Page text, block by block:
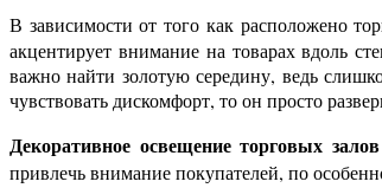
В зависимости от того как расположено
акцентирует внимание на товарах вдоль
важно найти золотую середину, ведь
чувствовать дискомфорт, то он просто
Декоративное освещение торговых залов
привлечь внимание покупателей, по